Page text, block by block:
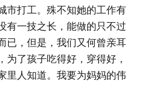
市打工。殊不知她的工作有
有一技之长，能做的只不过
已，但是，我们又何曾亲耳
为了孩子吃得好，穿得好，
里人知道。我要为妈妈的伟